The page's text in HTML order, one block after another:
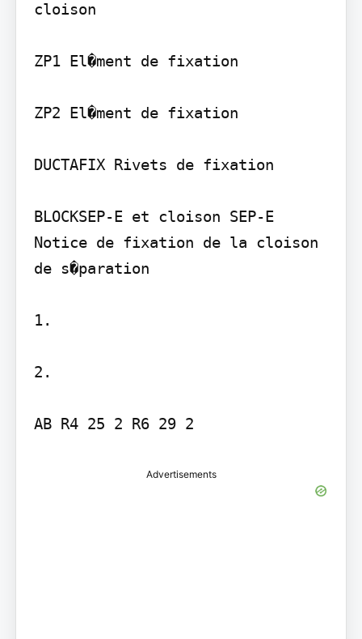
cloison
ZP1 El�ment de fixation
ZP2 El�ment de fixation
DUCTAFIX Rivets de fixation
BLOCKSEP-E et cloison SEP-E
Notice de fixation de la cloison
de s�paration
1.
2.
AB R4 25 2 R6 29 2
Advertisements